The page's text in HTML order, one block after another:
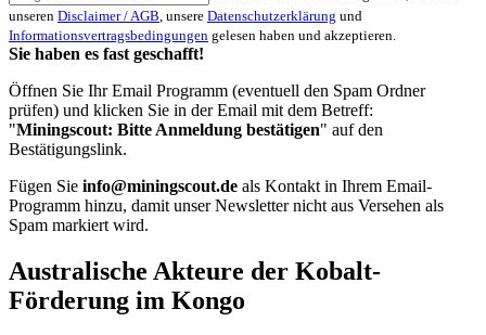
unseren Disclaimer / AGB, unsere Datenschutzerklärung und
Informationsvertragsbedingungen gelesen haben und akzeptieren.
Sie haben es fast geschafft!
Öffnen Sie Ihr Email Programm (eventuell den Spam Ordner
prüfen) und klicken Sie in der Email mit dem Betreff:
"Miningscout: Bitte Anmeldung bestätigen" auf den
Bestätigungslink.
Fügen Sie info@miningscout.de als Kontakt in Ihrem Email-
Programm hinzu, damit unser Newsletter nicht aus Versehen als
Spam markiert wird.
Australische Akteure der Kobalt-
Förderung im Kongo